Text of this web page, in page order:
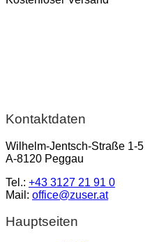
Kontaktdaten
Wilhelm-Jentsch-Straße 1-5
A-8120 Peggau
Tel.: +43 3127 21 91 0
Mail: office@zuser.at
Hauptseiten